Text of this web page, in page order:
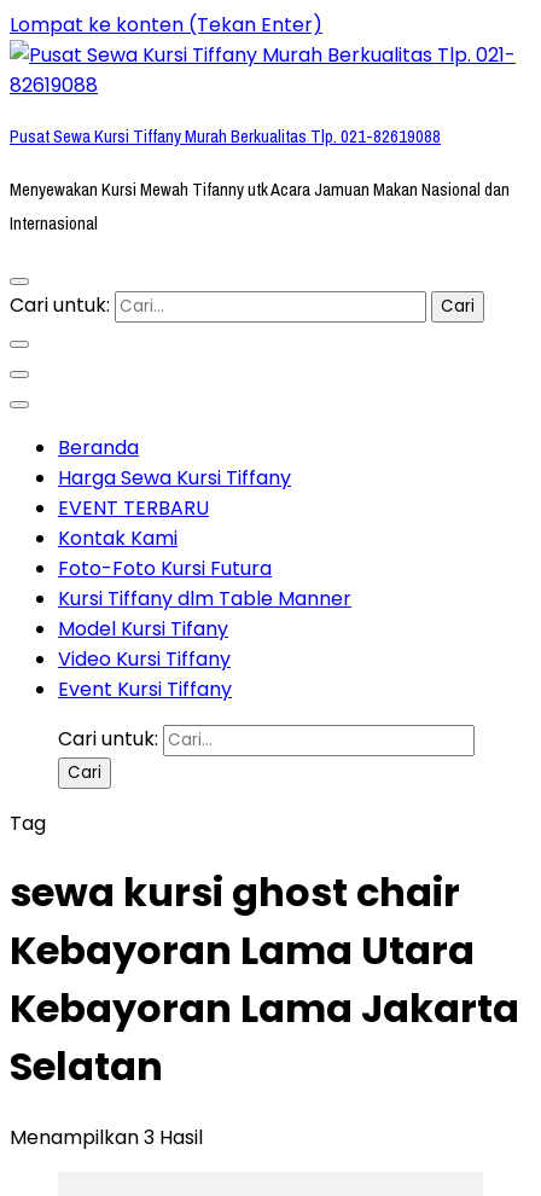
Lompat ke konten (Tekan Enter)
Pusat Sewa Kursi Tiffany Murah Berkualitas Tlp. 021-82619088
Menyewakan Kursi Mewah Tifanny utk Acara Jamuan Makan Nasional dan
Internasional
Cari untuk:
Beranda
Harga Sewa Kursi Tiffany
EVENT TERBARU
Kontak Kami
Foto-Foto Kursi Futura
Kursi Tiffany dlm Table Manner
Model Kursi Tifany
Video Kursi Tiffany
Event Kursi Tiffany
Cari untuk:
Tag
sewa kursi ghost chair
Kebayoran Lama Utara
Kebayoran Lama Jakarta
Selatan
Menampilkan 3 Hasil